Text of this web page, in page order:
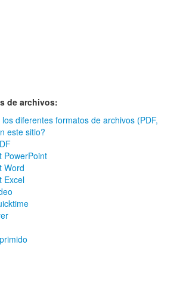
de archivos:
diferentes formatos de archivos (PDF,
este sitio?
PowerPoint
Word
Excel